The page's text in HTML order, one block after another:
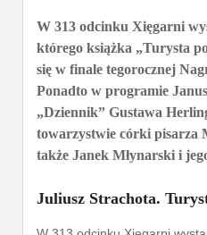
W 313 odcinku Xięgarni
którego książka „Turysta
się w finale tegorocznej
Ponadto w programie
„Dziennik” Gustawa
towarzystwie córki pisarza
także Janek Młynarski i
Juliusz Strachota.